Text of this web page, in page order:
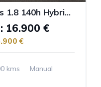
TOYOTA Auris 1.8 140h Hybrid Feel
16.900 €
€
kms Manual